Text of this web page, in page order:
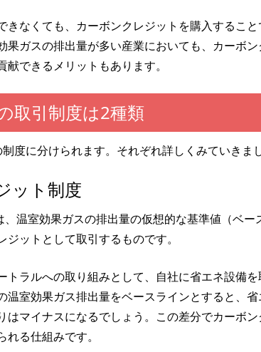
きなくても、カーボンクレジットを購入するこ
果ガスの排出量が多い産業においても、カーボ
できるメリットもあります。
取引制度は2種類
度に分けられます。それぞれ詳しくみていきまし
ット制度
温室効果ガスの排出量の仮想的な基準値（ベー
ットとして取引するものです。
ラルへの取り組みとして、自社に省エネ設備を
温室効果ガス排出量をベースラインとすると、
はマイナスになるでしょう。この差分でカーボ
る仕組みです。